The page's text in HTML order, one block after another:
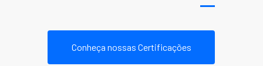
Conheça nossas Certificações